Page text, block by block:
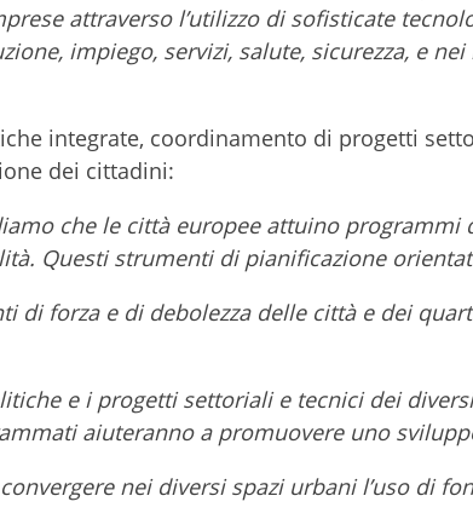
attraverso l’utilizzo di sofisticate
impiego, servizi, salute, sicurezza, e
integrate, coordinamento di progetti
dei cittadini:
che le città europee attuino programmi
Questi strumenti di pianificazione
di forza e di debolezza delle città e dei
e i progetti settoriali e tecnici dei
aiuteranno a promuovere uno
nei diversi spazi urbani l’uso di